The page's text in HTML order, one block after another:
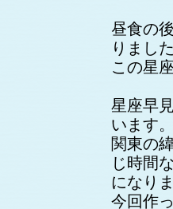
昼食の
りまし
この星
星座早
います
関東の
じ時間
になり
今回作